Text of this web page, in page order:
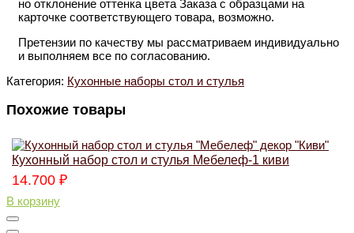
но отклонение оттенка цвета Заказа с образцами на
карточке соответствующего товара, возможно.
Претензии по качеству мы рассматриваем индивидуально
и выполняем все по согласованию.
Категория: Кухонные наборы стол и стулья
Похожие товары
Кухонный набор стол и стулья Мебелеф-1 киви
14.700 ₽
В корзину